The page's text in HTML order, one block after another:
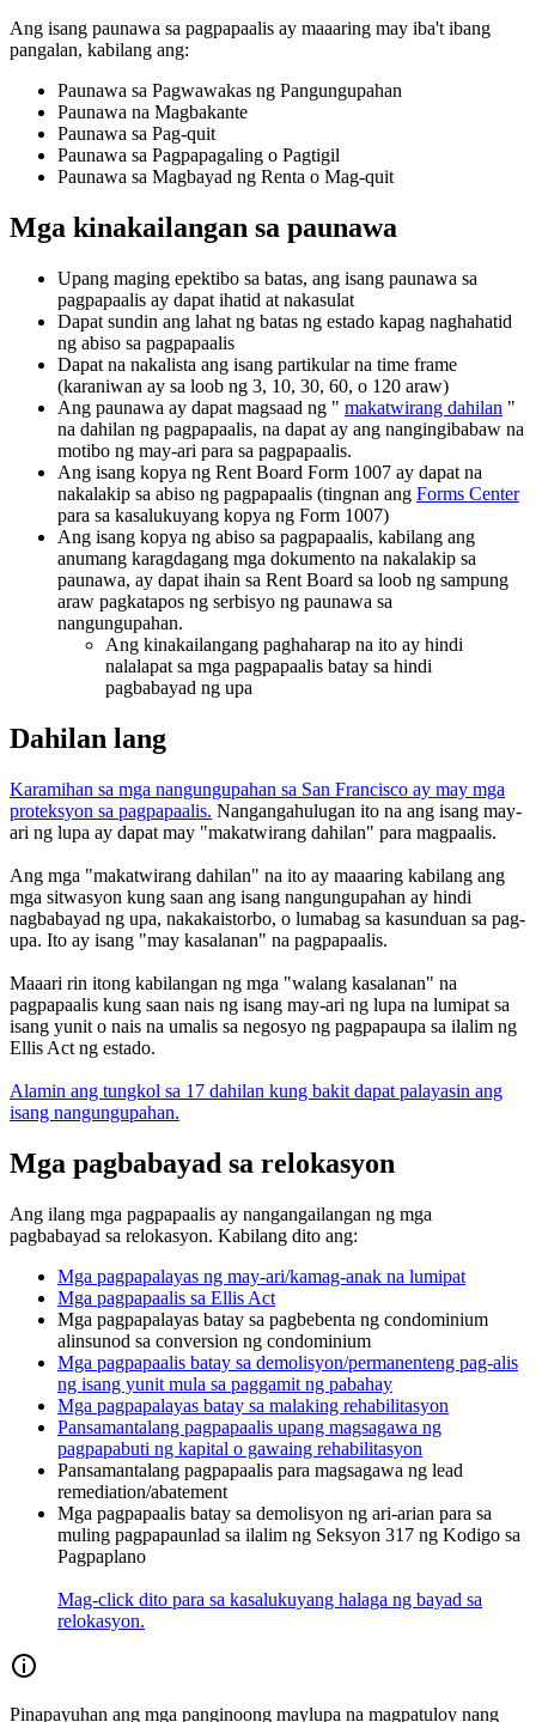
Ang isang paunawa sa pagpapaalis ay maaaring may iba't ibang
pangalan, kabilang ang:
Paunawa sa Pagwawakas ng Pangungupahan
Paunawa na Magbakante
Paunawa sa Pag-quit
Paunawa sa Pagpapagaling o Pagtigil
Paunawa sa Magbayad ng Renta o Mag-quit
Mga kinakailangan sa paunawa
Upang maging epektibo sa batas, ang isang paunawa sa
pagpapaalis ay dapat ihatid at nakasulat
Dapat sundin ang lahat ng batas ng estado kapag naghahatid
ng abiso sa pagpapaalis
Dapat na nakalista ang isang partikular na time frame
(karaniwan ay sa loob ng 3, 10, 30, 60, o 120 araw)
Ang paunawa ay dapat magsaad ng " makatwirang dahilan "
na dahilan ng pagpapaalis, na dapat ay ang nangingibabaw na
motibo ng may-ari para sa pagpapaalis.
Ang isang kopya ng Rent Board Form 1007 ay dapat na
nakalakip sa abiso ng pagpapaalis (tingnan ang Forms Center
para sa kasalukuyang kopya ng Form 1007)
Ang isang kopya ng abiso sa pagpapaalis, kabilang ang
anumang karagdagang mga dokumento na nakalakip sa
paunawa, ay dapat ihain sa Rent Board sa loob ng sampung
araw pagkatapos ng serbisyo ng paunawa sa
nangungupahan.
Ang kinakailangang paghaharap na ito ay hindi
nalalapat sa mga pagpapaalis batay sa hindi
pagbabayad ng upa
Dahilan lang
Karamihan sa mga nangungupahan sa San Francisco ay may mga
proteksyon sa pagpapaalis. Nangangahulugan ito na ang isang may-
ari ng lupa ay dapat may "makatwirang dahilan" para magpaalis.
Ang mga "makatwirang dahilan" na ito ay maaaring kabilang ang
mga sitwasyon kung saan ang isang nangungupahan ay hindi
nagbabayad ng upa, nakakaistorbo, o lumabag sa kasunduan sa pag-
upa. Ito ay isang "may kasalanan" na pagpapaalis.
Maaari rin itong kabilangan ng mga "walang kasalanan" na
pagpapaalis kung saan nais ng isang may-ari ng lupa na lumipat sa
isang yunit o nais na umalis sa negosyo ng pagpapaupa sa ilalim ng
Ellis Act ng estado.
Alamin ang tungkol sa 17 dahilan kung bakit dapat palayasin ang
isang nangungupahan.
Mga pagbabayad sa relokasyon
Ang ilang mga pagpapaalis ay nangangailangan ng mga
pagbabayad sa relokasyon. Kabilang dito ang:
Mga pagpapalayas ng may-ari/kamag-anak na lumipat
Mga pagpapaalis sa Ellis Act
Mga pagpapalayas batay sa pagbebenta ng condominium
alinsunod sa conversion ng condominium
Mga pagpapaalis batay sa demolisyon/permanenteng pag-alis
ng isang yunit mula sa paggamit ng pabahay
Mga pagpapalayas batay sa malaking rehabilitasyon
Pansamantalang pagpapaalis upang magsagawa ng
pagpapabuti ng kapital o gawaing rehabilitasyon
Pansamantalang pagpapaalis para magsagawa ng lead
remediation/abatement
Mga pagpapaalis batay sa demolisyon ng ari-arian para sa
muling pagpapaunlad sa ilalim ng Seksyon 317 ng Kodigo sa
Pagpaplano
Mag-click dito para sa kasalukuyang halaga ng bayad sa
relokasyon.
Pinapayuhan ang mga panginoong maylupa na magpatuloy nang